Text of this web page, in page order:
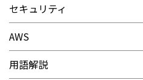
セキュリティ
AWS
用語解説